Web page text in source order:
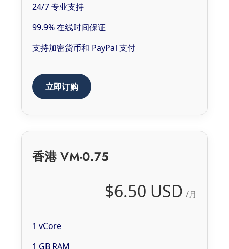
24/7 专业支持
99.9% 在线时间保证
支持加密货币和 PayPal 支付
立即订购
香港 VM-0.75
$6.50 USD /月
1 vCore
1 GB RAM